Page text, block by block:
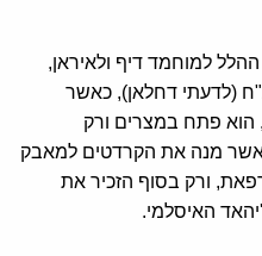
למוחמד דיף ולאיראן,
(לדעתי דחלאן), כאשר
הוא פתח במצרים ורק
מנה את הקרדטים למאבק
ורק בסוף הזכיר את
האיסלמי.